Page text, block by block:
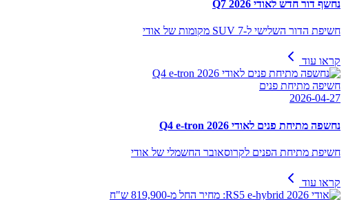
נחשף דור חדש לאודי Q7 2026
חשיפת הדור השלישי ל-SUV 7 מקומות של אודי
קראו עוד
חשיפה מתיחת פנים
2026-04-27
נחשפה מתיחת פנים לאודי Q4 e-tron 2026
חשיפת מתיחת הפנים לקרוסאובר החשמלי של אודי
קראו עוד